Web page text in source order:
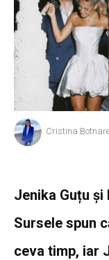
Cristina
Jenika Guțu
Sursele spun
ceva timp, iar